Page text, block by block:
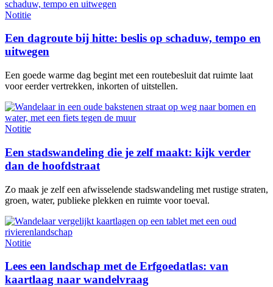
Notitie
Een dagroute bij hitte: beslis op schaduw, tempo en
uitwegen
Een goede warme dag begint met een routebesluit dat ruimte laat
voor eerder vertrekken, inkorten of uitstellen.
Notitie
Een stadswandeling die je zelf maakt: kijk verder
dan de hoofdstraat
Zo maak je zelf een afwisselende stadswandeling met rustige straten,
groen, water, publieke plekken en ruimte voor toeval.
Notitie
Lees een landschap met de Erfgoedatlas: van
kaartlaag naar wandelvraag